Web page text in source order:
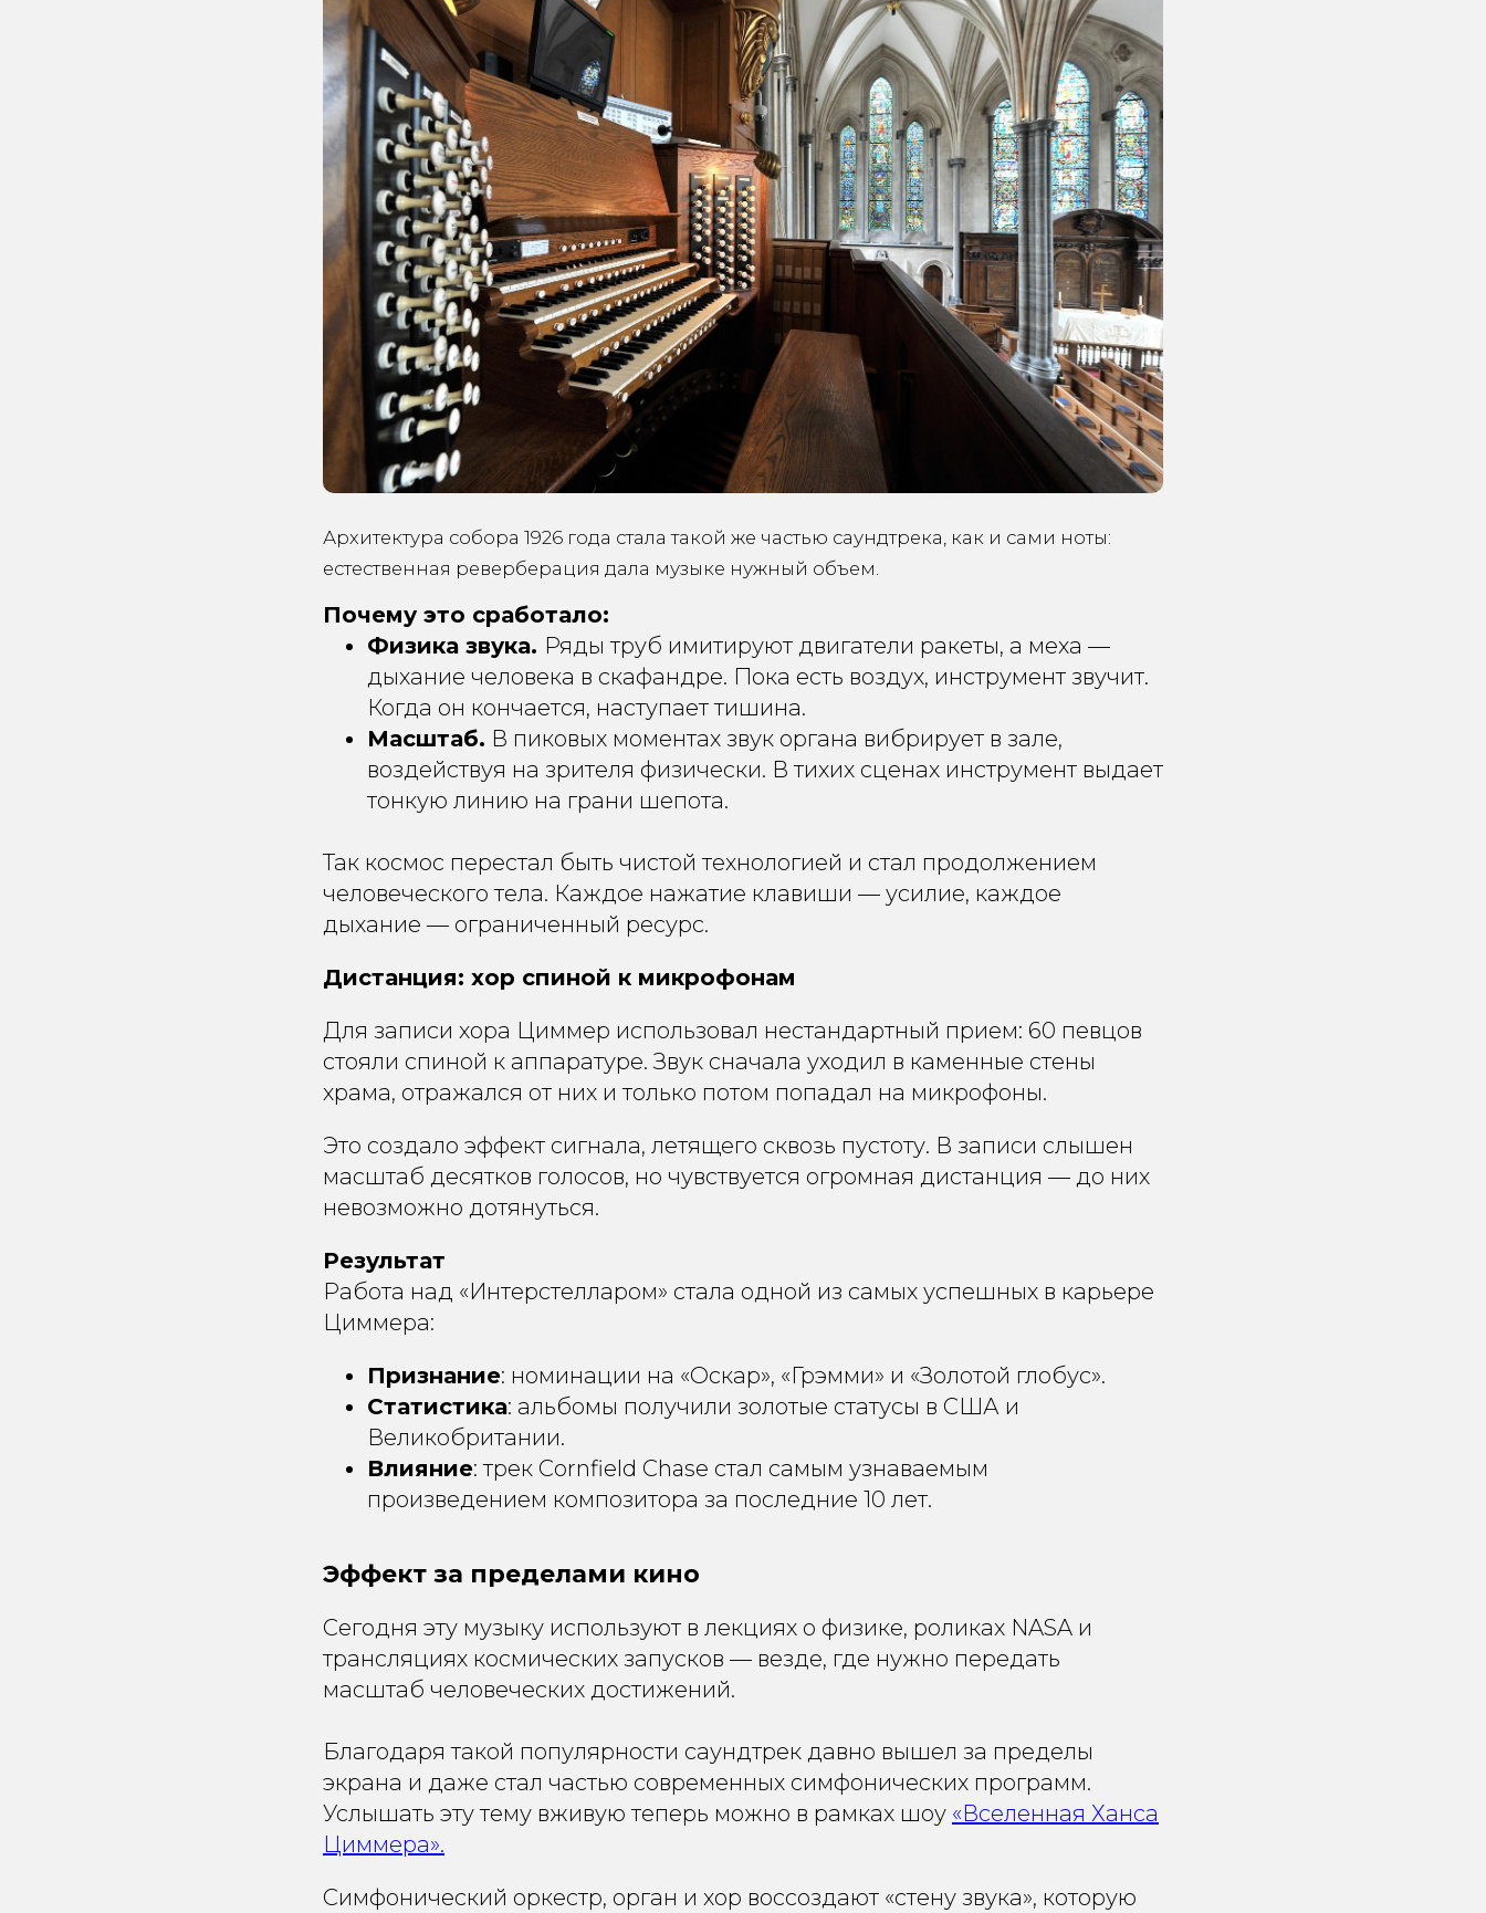
Архитектура собора 1926 года стала такой же частью саундтрека, как и сами ноты:
естественная реверберация дала музыке нужный объем.
Почему это сработало:
Физика звука. Ряды труб имитируют двигатели ракеты, а меха —
дыхание человека в скафандре. Пока есть воздух, инструмент звучит.
Когда он кончается, наступает тишина.
Масштаб. В пиковых моментах звук органа вибрирует в зале,
воздействуя на зрителя физически. В тихих сценах инструмент выдает
тонкую линию на грани шепота.
Так космос перестал быть чистой технологией и стал продолжением
человеческого тела. Каждое нажатие клавиши — усилие, каждое
дыхание — ограниченный ресурс.
Дистанция: хор спиной к микрофонам
Для записи хора Циммер использовал нестандартный прием: 60 певцов
стояли спиной к аппаратуре. Звук сначала уходил в каменные стены
храма, отражался от них и только потом попадал на микрофоны.
Это создало эффект сигнала, летящего сквозь пустоту. В записи слышен
масштаб десятков голосов, но чувствуется огромная дистанция — до них
невозможно дотянуться.
Результат
Работа над «Интерстелларом» стала одной из самых успешных в карьере
Циммера:
Признание: номинации на «Оскар», «Грэмми» и «Золотой глобус».
Статистика: альбомы получили золотые статусы в США и
Великобритании.
Влияние: трек Cornfield Chase стал самым узнаваемым
произведением композитора за последние 10 лет.
Эффект за пределами кино
Сегодня эту музыку используют в лекциях о физике, роликах NASA и
трансляциях космических запусков — везде, где нужно передать
масштаб человеческих достижений.
Благодаря такой популярности саундтрек давно вышел за пределы
экрана и даже стал частью современных симфонических программ.
Услышать эту тему вживую теперь можно в рамках шоу «Вселенная Ханса
Циммера».
Симфонический оркестр, орган и хор воссоздают «стену звука», которую